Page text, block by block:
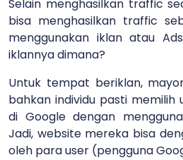
Selain menghasilkan traffic
bisa menghasilkan traffic
menggunakan iklan atau
iklannya dimana?
Untuk tempat beriklan,
bahkan individu pasti memilih
di Google dengan
Jadi, website mereka bisa
oleh para user (pengguna